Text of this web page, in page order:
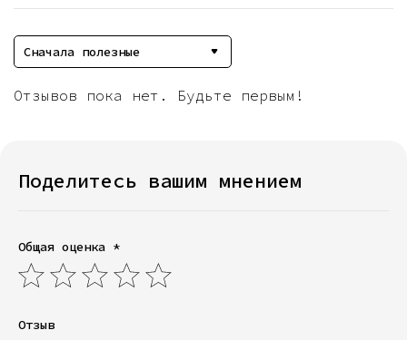
Сначала полезные
Отзывов пока нет. Будьте первым!
Поделитесь вашим мнением
Общая оценка *
Отзыв